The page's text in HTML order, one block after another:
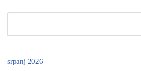
srpanj 2026